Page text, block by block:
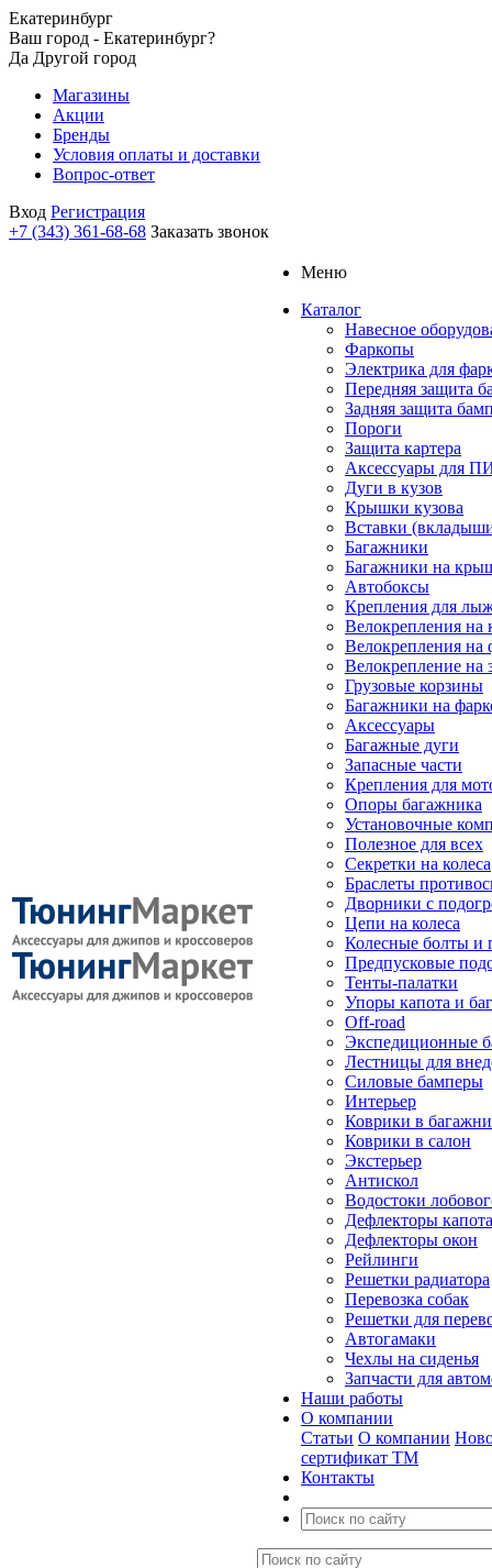
Екатеринбург
Ваш город - Екатеринбург?
Да Другой город
Магазины
Акции
Бренды
Условия оплаты и доставки
Вопрос-ответ
Вход Регистрация
+7 (343) 361-68-68 Заказать звонок
Меню
Каталог
Навесное
Фаркопы
Электрика для
Передняя защита
Задняя защита
Пороги
Защита картера
Аксессуары для
Дуги в кузов
Крышки кузова
Вставки
Багажники
Багажники на
Автобоксы
Крепления для
Велокрепления
Велокрепления на
Велокрепление на
Грузовые корзины
Багажники на
Аксессуары
Багажные дуги
Запасные части
Крепления для
Опоры багажника
Установочные
Полезное для всех
Секретки на колеса
Браслеты
Дворники с
Цепи на колеса
Колесные болты и
Предпусковые
Тенты-палатки
Упоры капота и
Off-road
Экспедиционные
Лестницы для
Силовые бамперы
Интерьер
Коврики в
Коврики в салон
Экстерьер
Антискол
Водостоки
Дефлекторы капота
Дефлекторы окон
Рейлинги
Решетки радиатора
Перевозка собак
Решетки для
Автогамаки
Чехлы на сиденья
Запчасти для
Наши работы
О компании
Статьи О компании
сертификат ТМ
Контакты